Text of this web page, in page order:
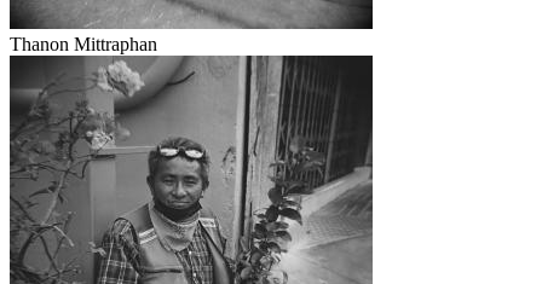
Thanon Mittraphan